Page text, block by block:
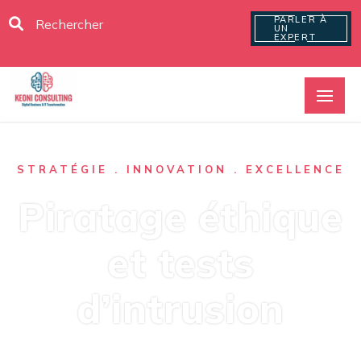
PARLER À
UN
EXPERT
STRATÉGIE . INNOVATION . EXCELLENCE
Piratage éthique
et tests
d’intrusion